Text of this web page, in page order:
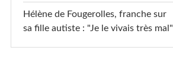
Hélène de Fougerolles, franche sur
sa fille autiste : "Je le vivais très mal"